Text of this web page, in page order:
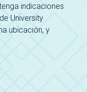
indicaciones
University
ubicación, y